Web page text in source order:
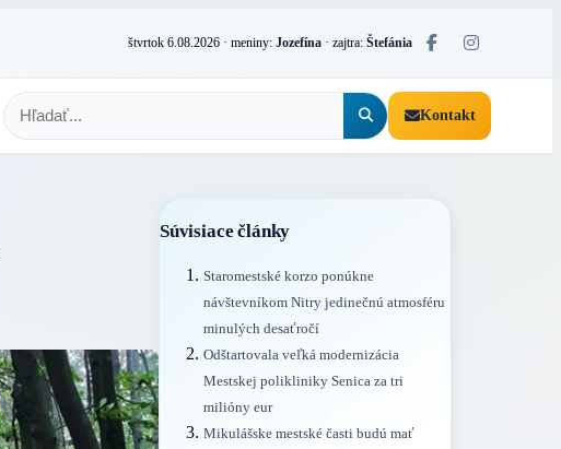
štvrtok 6.08.2026 · meniny: Jozefína · zajtra: Štefánia
Kontakt
Súvisiace články
Staromestské korzo ponúkne
návštevníkom Nitry jedinečnú atmosféru
minulých desaťročí
Odštartovala veľká modernizácia
Mestskej polikliniky Senica za tri
milióny eur
Mikulášske mestské časti budú mať